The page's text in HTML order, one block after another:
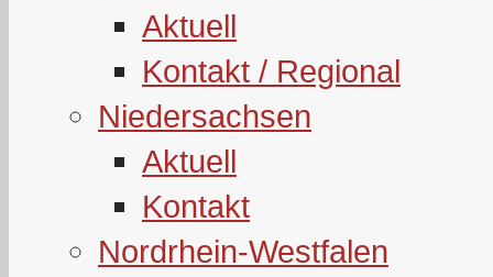
Aktuell
Kontakt / Regional
Niedersachsen
Aktuell
Kontakt
Nordrhein-Westfalen